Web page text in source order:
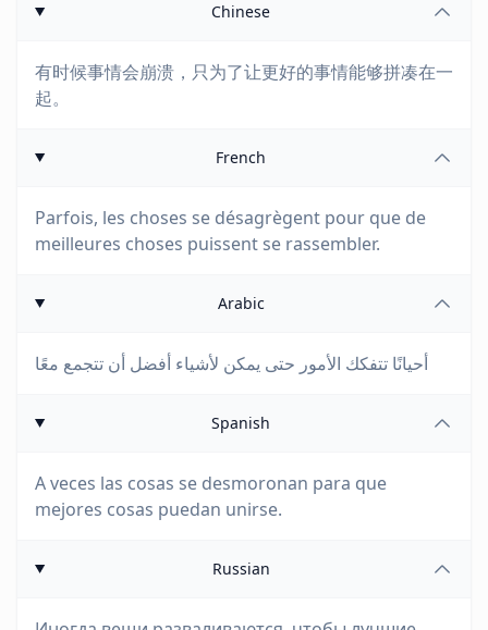
Chinese
有时候事情会崩溃，只为了让更好的事情能够拼凑在一
起。
French
Parfois, les choses se désagrègent pour que de
meilleures choses puissent se rassembler.
Arabic
أحيانًا تتفكك الأمور حتى يمكن لأشياء أفضل أن تتجمع معًا
Spanish
A veces las cosas se desmoronan para que
mejores cosas puedan unirse.
Russian